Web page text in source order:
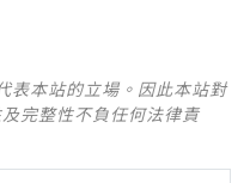
表本站的立場。因此本站對
完整性不負任何法律責